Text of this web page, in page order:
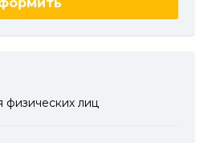
физических лиц